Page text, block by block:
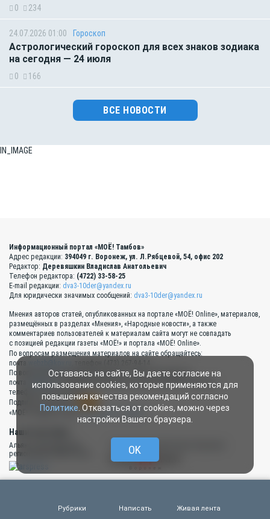
0 234
24.07.2026 01:00 Гороскоп
Астрологический гороскоп для всех знаков зодиака
на сегодня — 24 июля
0 166
ВСЕ НОВОСТИ
IN_IMAGE
Информационный портал «МОЁ! Тамбов»
Адрес редакции: 394049 г. Воронеж, ул. Л.Рябцевой, 54, офис 202
Редактор: Деревяшкин Владислав Анатольевич
Телефон редактора: (4722) 33-58-25
E-mail редакции: dva3-10der@yandex.ru
Для юридически значимых сообщений: dva3-10der@yandex.ru
Мнения авторов статей, опубликованных на портале «МОЁ! Online», материалов,
размещённых в разделах «Мнения», «Народные новости», а также
комментариев пользователей к материалам сайта могут не совпадать
с позицией редакции газеты «МОЁ!» и портала «МОЁ! Online».
По вопросам размещения материалов на сайте обращайтесь:
почта
По вопросам размещения рекламы на сайте обращайтесь:
почта
lip@kpv.ru с пометкой «Реклама на портале "МОЁ! Тамбов"»,
телефон (473) 267-94-13
Подписка на новости:
RSS
«МОЁ! Тамбов» в сети: «ВКонтакте»,Twitter
Наши партнёры:
Альянс руководителей
региональных СМИ России
Типография «Прайм Принт Воронеж»
Рубрики Написать Живая лента
Оставаясь на сайте, Вы даете согласие на
использование cookies, которые применяются для
повышения качества рекомендаций согласно
Политике . Отказаться от cookies, можно через
настройки Вашего браузера.
OK